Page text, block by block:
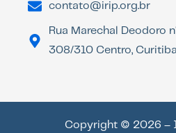
contato@irip.org.br
Rua Marechal Deodoro
308/310 Centro,
Copyright © 2026 –